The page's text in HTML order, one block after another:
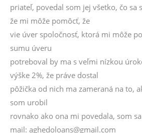
priateľ, povedal som jej všetko, čo sa
že mi môže pomôcť, že
vie úver spoločnosť, ktorá mi môže
sumu úveru
potreboval by ma s veľmi nízkou
výške 2%, že práve dostal
pôžička od nich ma zameraná na to,
som urobil
rovnako ako ona mi povedala, som
mail: aghedoloans@gmail.com